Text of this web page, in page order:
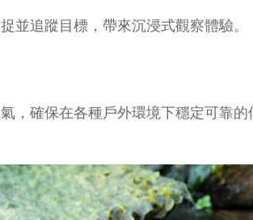
並追蹤目標，帶來沉浸式觀察體驗。
，確保在各種戶外環境下穩定可靠